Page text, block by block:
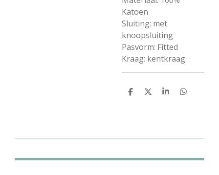
Katoen
Sluiting: met
knoopsluiting
Pasvorm: Fitted
Kraag: kentkraag
D
D
S
D